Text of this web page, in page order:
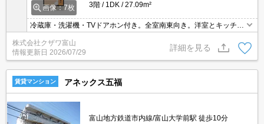
画像：7枚
3階
1DK 27.09m²
冷蔵庫・洗濯機・TVドアホン付き。全室南東向き。洋室とキッチン
の間に4.5帖の洋室がありますので、勉強部屋でもダイニングとして
もお使い頂けます。１階に駐車スペースがありますので雨の日でも
安心です。敷地内ゴミ捨て場あり。富山大学西門まで徒歩約８分。
インターネット無料。ＪＲ西富山まで駅徒歩3分。
株式会社クザワ富山
情報更新日 2026/07/29
詳細を見る
賃貸マンション アネックス五福
富山地方鉄道市内線/富山大学前駅 徒歩10分